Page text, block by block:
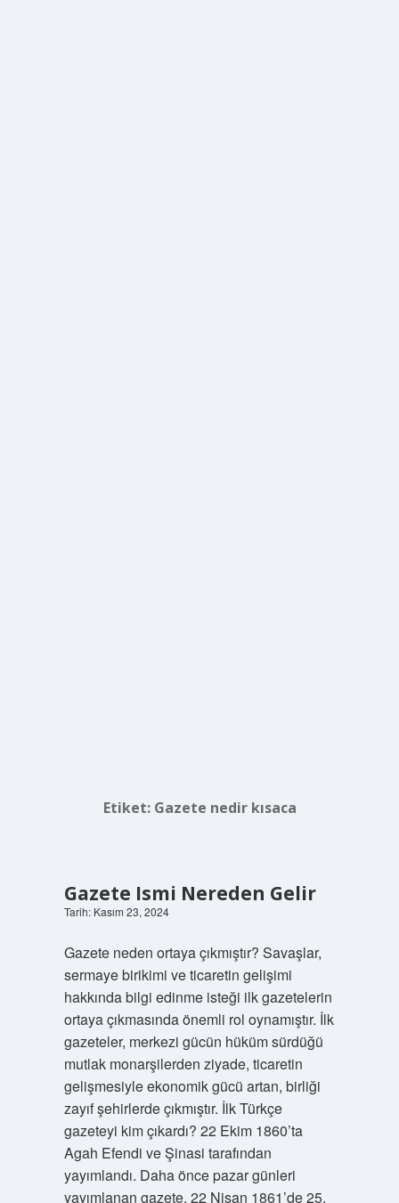
Etiket: Gazete nedir kısaca
Gazete Ismi Nereden Gelir
Tarih: Kasım 23, 2024
Gazete neden ortaya çıkmıştır? Savaşlar,
sermaye birikimi ve ticaretin gelişimi
hakkında bilgi edinme isteği ilk gazetelerin
ortaya çıkmasında önemli rol oynamıştır. İlk
gazeteler, merkezi gücün hüküm sürdüğü
mutlak monarşilerden ziyade, ticaretin
gelişmesiyle ekonomik gücü artan, birliği
zayıf şehirlerde çıkmıştır. İlk Türkçe
gazeteyi kim çıkardı? 22 Ekim 1860’ta
Agah Efendi ve Şinasi tarafından
yayımlandı. Daha önce pazar günleri
yayımlanan gazete, 22 Nisan 1861’de 25.